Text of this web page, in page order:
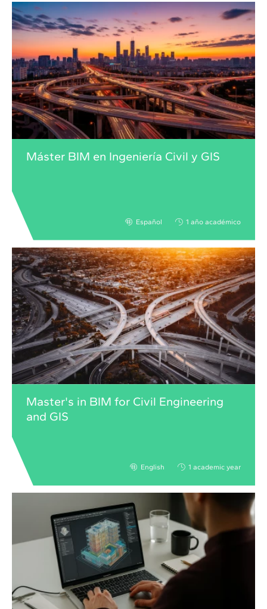
Máster BIM en Ingeniería Civil y GIS
Español 1 año académico
Master's in BIM for Civil Engineering
and GIS
English 1 academic year